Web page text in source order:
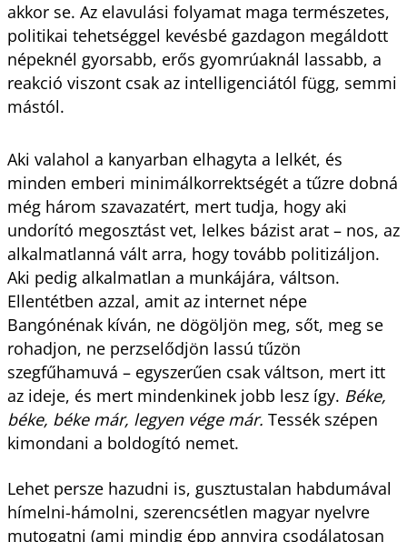
akkor se. Az elavulási folyamat maga természetes,
politikai tehetséggel kevésbé gazdagon megáldott
népeknél gyorsabb, erős gyomrúaknál lassabb, a
reakció viszont csak az intelligenciától függ, semmi
mástól.
Aki valahol a kanyarban elhagyta a lelkét, és
minden emberi minimálkorrektségét a tűzre dobná
még három szavazatért, mert tudja, hogy aki
undorító megosztást vet, lelkes bázist arat – nos, az
alkalmatlanná vált arra, hogy tovább politizáljon.
Aki pedig alkalmatlan a munkájára, váltson.
Ellentétben azzal, amit az internet népe
Bangónénak kíván, ne dögöljön meg, sőt, meg se
rohadjon, ne perzselődjön lassú tűzön
szegfűhamuvá – egyszerűen csak váltson, mert itt
az ideje, és mert mindenkinek jobb lesz így. Béke,
béke, béke már, legyen vége már. Tessék szépen
kimondani a boldogító nemet.
Lehet persze hazudni is, gusztustalan habdumával
hímelni-hámolni, szerencsétlen magyar nyelvre
mutogatni (ami mindig épp annyira csodálatosan